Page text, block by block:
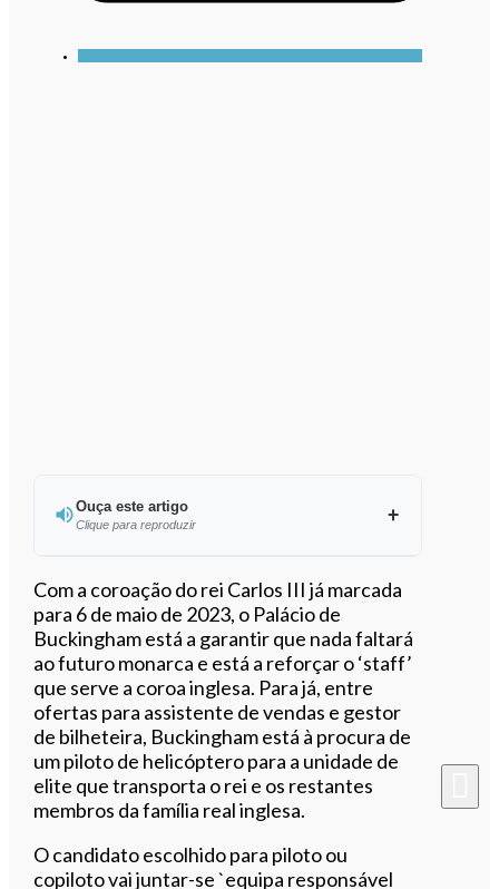
Ouça este artigo
Clique para reproduzir
Ouvir este artigo
Com a coroação do rei Carlos III já marcada
para 6 de maio de 2023, o Palácio de
Buckingham está a garantir que nada faltará
ao futuro monarca e está a reforçar o ‘staff’
que serve a coroa inglesa. Para já, entre
ofertas para assistente de vendas e gestor
de bilheteira, Buckingham está à procura de
um piloto de helicóptero para a unidade de
elite que transporta o rei e os restantes
membros da família real inglesa.
O candidato escolhido para piloto ou
copiloto vai juntar-se `equipa responsável